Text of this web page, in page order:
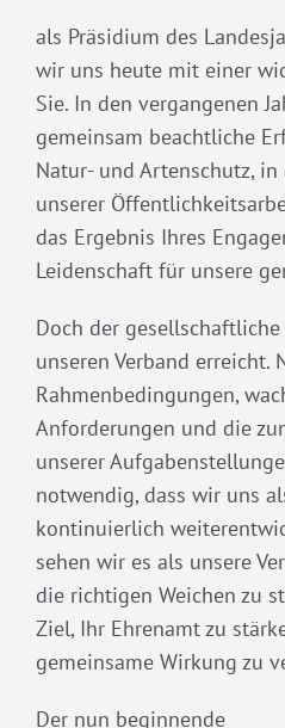
als Präsidium des
wir uns heute mit einer
Sie. In den vergangenen
gemeinsam beachtliche
Natur- und Artenschutz,
unserer
das Ergebnis Ihres
Leidenschaft für unsere
Doch der
unseren Verband erreicht.
Rahmenbedingungen,
Anforderungen und die
unserer
notwendig, dass wir uns
kontinuierlich
sehen wir es als unsere
die richtigen Weichen zu
Ziel, Ihr Ehrenamt zu
gemeinsame Wirkung zu
Der nun beginnende